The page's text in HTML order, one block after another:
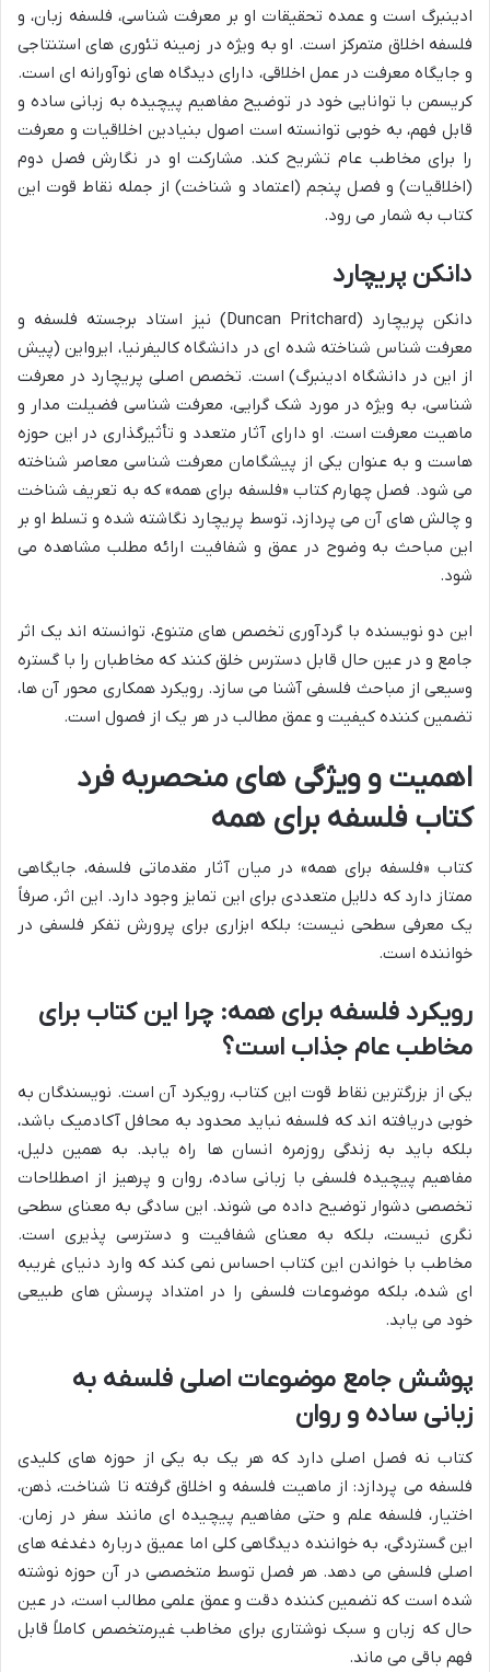
ادینبرگ است و عمده تحقیقات او بر معرفت شناسی، فلسفه زبان، و
فلسفه اخلاق متمرکز است. او به ویژه در زمینه تئوری های استنتاجی
و جایگاه معرفت در عمل اخلاقی، دارای دیدگاه های نوآورانه ای است.
کریسمن با توانایی خود در توضیح مفاهیم پیچیده به زبانی ساده و
قابل فهم، به خوبی توانسته است اصول بنیادین اخلاقیات و معرفت
را برای مخاطب عام تشریح کند. مشارکت او در نگارش فصل دوم
(اخلاقیات) و فصل پنجم (اعتماد و شناخت) از جمله نقاط قوت این
کتاب به شمار می رود.
دانکن پریچارد
دانکن پریچارد (Duncan Pritchard) نیز استاد برجسته فلسفه و
معرفت شناس شناخته شده ای در دانشگاه کالیفرنیا، ایرواین (پیش
از این در دانشگاه ادینبرگ) است. تخصص اصلی پریچارد در معرفت
شناسی، به ویژه در مورد شک گرایی، معرفت شناسی فضیلت مدار و
ماهیت معرفت است. او دارای آثار متعدد و تأثیرگذاری در این حوزه
هاست و به عنوان یکی از پیشگامان معرفت شناسی معاصر شناخته
می شود. فصل چهارم کتاب «فلسفه برای همه» که به تعریف شناخت
و چالش های آن می پردازد، توسط پریچارد نگاشته شده و تسلط او بر
این مباحث به وضوح در عمق و شفافیت ارائه مطلب مشاهده می
شود.
این دو نویسنده با گردآوری تخصص های متنوع، توانسته اند یک اثر
جامع و در عین حال قابل دسترس خلق کنند که مخاطبان را با گستره
وسیعی از مباحث فلسفی آشنا می سازد. رویکرد همکاری محور آن ها،
تضمین کننده کیفیت و عمق مطالب در هر یک از فصول است.
اهمیت و ویژگی های منحصربه فرد
کتاب فلسفه برای همه
کتاب «فلسفه برای همه» در میان آثار مقدماتی فلسفه، جایگاهی
ممتاز دارد که دلایل متعددی برای این تمایز وجود دارد. این اثر، صرفاً
یک معرفی سطحی نیست؛ بلکه ابزاری برای پرورش تفکر فلسفی در
خواننده است.
رویکرد فلسفه برای همه: چرا این کتاب برای
مخاطب عام جذاب است؟
یکی از بزرگترین نقاط قوت این کتاب، رویکرد آن است. نویسندگان به
خوبی دریافته اند که فلسفه نباید محدود به محافل آکادمیک باشد،
بلکه باید به زندگی روزمره انسان ها راه یابد. به همین دلیل،
مفاهیم پیچیده فلسفی با زبانی ساده، روان و پرهیز از اصطلاحات
تخصصی دشوار توضیح داده می شوند. این سادگی به معنای سطحی
نگری نیست، بلکه به معنای شفافیت و دسترسی پذیری است.
مخاطب با خواندن این کتاب احساس نمی کند که وارد دنیای غریبه
ای شده، بلکه موضوعات فلسفی را در امتداد پرسش های طبیعی
خود می یابد.
پوشش جامع موضوعات اصلی فلسفه به
زبانی ساده و روان
کتاب نه فصل اصلی دارد که هر یک به یکی از حوزه های کلیدی
فلسفه می پردازد: از ماهیت فلسفه و اخلاق گرفته تا شناخت، ذهن،
اختیار، فلسفه علم و حتی مفاهیم پیچیده ای مانند سفر در زمان.
این گستردگی، به خواننده دیدگاهی کلی اما عمیق درباره دغدغه های
اصلی فلسفی می دهد. هر فصل توسط متخصصی در آن حوزه نوشته
شده است که تضمین کننده دقت و عمق علمی مطالب است، در عین
حال که زبان و سبک نوشتاری برای مخاطب غیرمتخصص کاملاً قابل
فهم باقی می ماند.